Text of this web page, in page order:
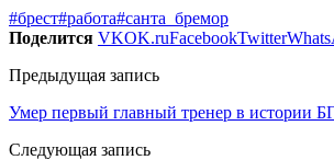
#брест#работа#санта_бремор
Поделится VKOK.ruFacebookTwitter
Предыдущая запись
Умер первый главный тренер в истории
Следующая запись